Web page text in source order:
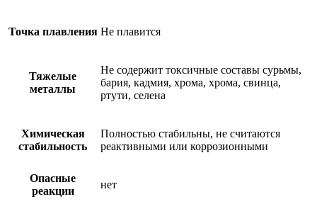
Точка плавления Не плавится
Тяжелые
металлы
Не содержит токсичные составы сурьмы,
бария, кадмия, хрома, хрома, свинца,
ртути, селена
Химическая
стабильность
Полностью стабильны, не считаются
реактивными или коррозионными
Опасные
реакции
нет